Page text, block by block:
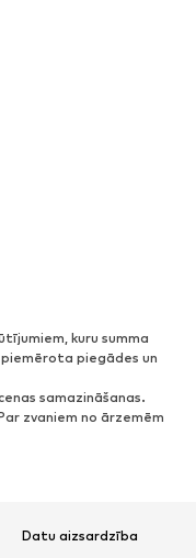
kuru summa
piegādes un
samazināšanas.
zvaniem no ārzemēm
Datu aizsardzība